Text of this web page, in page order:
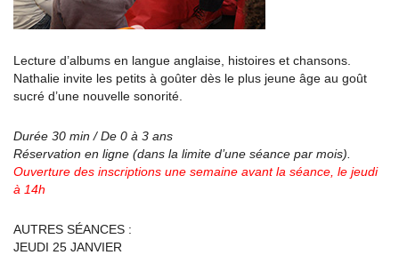
Lecture d’albums en langue anglaise, histoires et chansons.
Nathalie invite les petits à goûter dès le plus jeune âge au goût
sucré d’une nouvelle sonorité.
Durée 30 min / De 0 à 3 ans
Réservation en ligne (dans la limite d’une séance par mois).
Ouverture des inscriptions une semaine avant la séance, le jeudi
à 14h
AUTRES SÉANCES :
JEUDI 25 JANVIER